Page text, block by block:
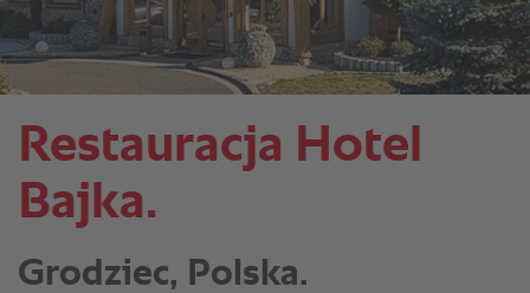
Restauracja Hotel
Bajka.
Grodziec, Polska.